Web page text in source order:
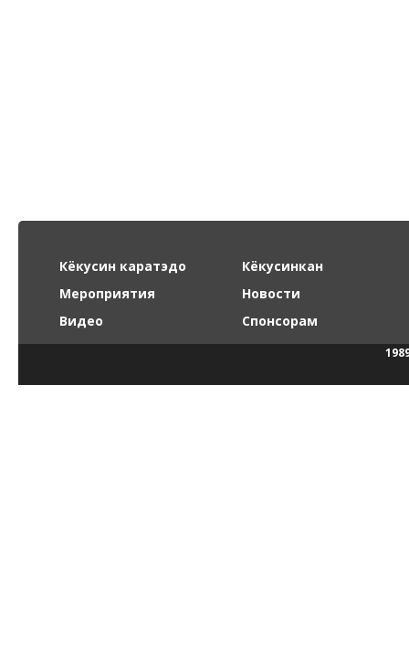
Кёкусин каратэдо
Кёкусинкан
Мероприятия
Новости
Видео
Спонсорам